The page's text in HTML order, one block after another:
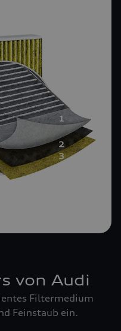
von Audi
Filtermedium
Feinstaub ein.